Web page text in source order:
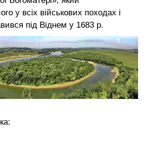
у всіх військових походах і
під Віднем у 1683 р.